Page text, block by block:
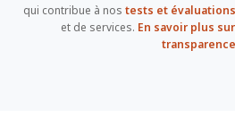
qui contribue à nos tests et
et de services. En savoir plus
transparence